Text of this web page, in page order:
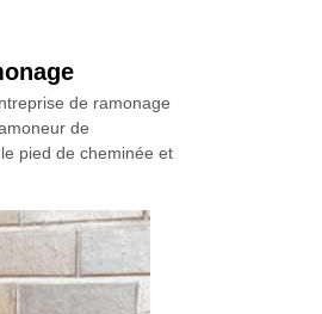
de ramonage
de
pied de cheminée et